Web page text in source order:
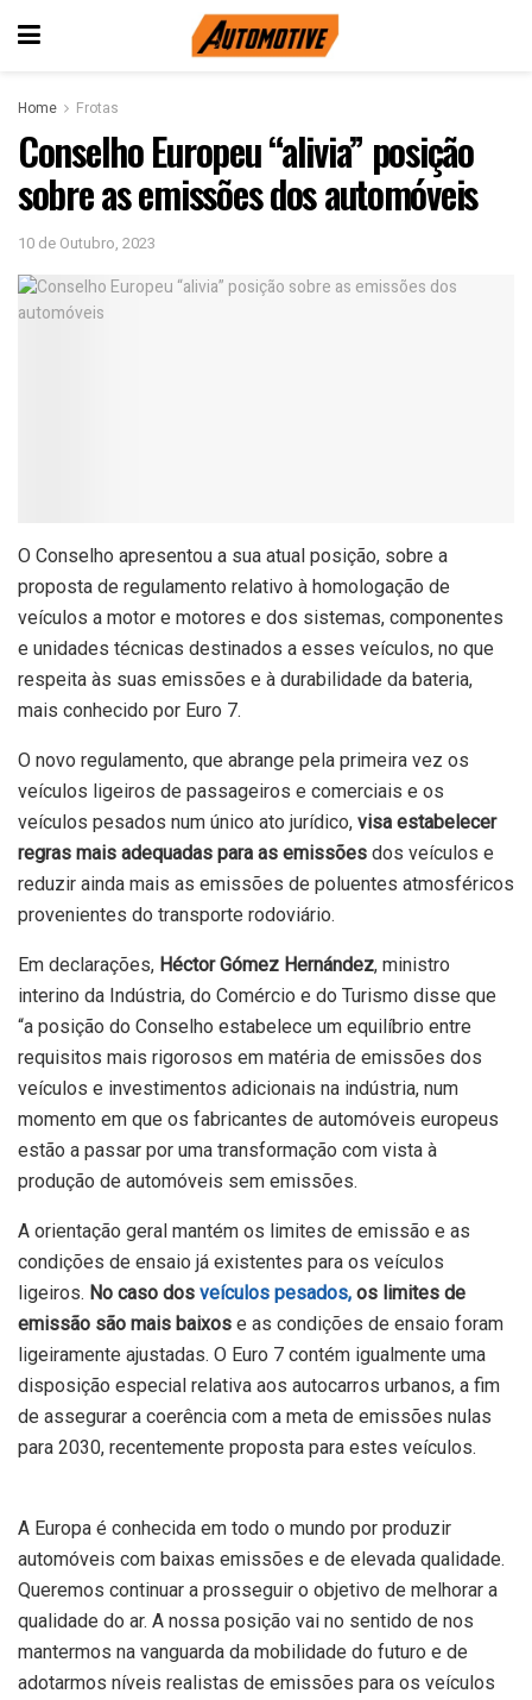
Home Frotas
Conselho Europeu “alivia” posição
sobre as emissões dos automóveis
10 de Outubro, 2023
O Conselho apresentou a sua atual posição, sobre a
proposta de regulamento relativo à homologação de
veículos a motor e motores e dos sistemas, componentes
e unidades técnicas destinados a esses veículos, no que
respeita às suas emissões e à durabilidade da bateria,
mais conhecido por Euro 7.
O novo regulamento, que abrange pela primeira vez os
veículos ligeiros de passageiros e comerciais e os
veículos pesados num único ato jurídico, visa estabelecer
regras mais adequadas para as emissões dos veículos e
reduzir ainda mais as emissões de poluentes atmosféricos
provenientes do transporte rodoviário.
Em declarações, Héctor Gómez Hernández, ministro
interino da Indústria, do Comércio e do Turismo disse que
“a posição do Conselho estabelece um equilíbrio entre
requisitos mais rigorosos em matéria de emissões dos
veículos e investimentos adicionais na indústria, num
momento em que os fabricantes de automóveis europeus
estão a passar por uma transformação com vista à
produção de automóveis sem emissões.
A orientação geral mantém os limites de emissão e as
condições de ensaio já existentes para os veículos
ligeiros. No caso dos veículos pesados, os limites de
emissão são mais baixos e as condições de ensaio foram
ligeiramente ajustadas. O Euro 7 contém igualmente uma
disposição especial relativa aos autocarros urbanos, a fim
de assegurar a coerência com a meta de emissões nulas
para 2030, recentemente proposta para estes veículos.
A Europa é conhecida em todo o mundo por produzir
automóveis com baixas emissões e de elevada qualidade.
Queremos continuar a prosseguir o objetivo de melhorar a
qualidade do ar. A nossa posição vai no sentido de nos
mantermos na vanguarda da mobilidade do futuro e de
adotarmos níveis realistas de emissões para os veículos